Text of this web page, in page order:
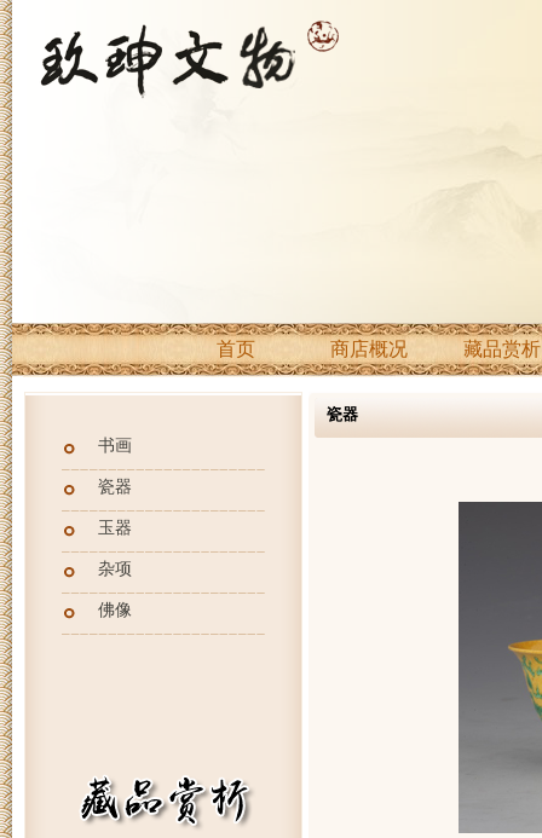
首页 商店概况 藏品赏析
书画
瓷器
玉器
杂项
佛像
瓷器